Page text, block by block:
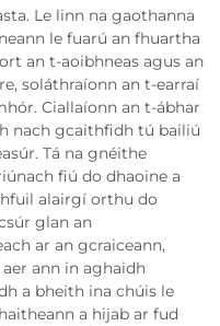
Le linn na gaothanna
le fuarú an fhuartha
an t-aoibhneas agus an
soláthraíonn an t-earraí
Ciallaíonn an t-ábhar
nach gcaithfidh tú bailiú
Tá na gnéithe
fiú do dhaoine a
alairgí orthu do
glan an
ar an gcraiceann,
ann in aghaidh
a bheith ina chúis le
a hijab ar fud